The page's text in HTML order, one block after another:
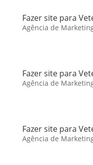
Fazer site para
Agência de
Fazer site para
Agência de
Fazer site para
Agência de